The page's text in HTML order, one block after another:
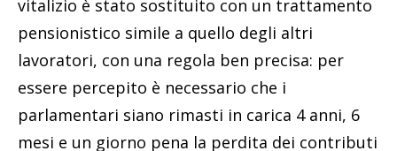
vitalizio è stato sostituito con un trattamento
pensionistico simile a quello degli altri
lavoratori, con una regola ben precisa: per
essere percepito è necessario che i
parlamentari siano rimasti in carica 4 anni, 6
mesi e un giorno pena la perdita dei contributi